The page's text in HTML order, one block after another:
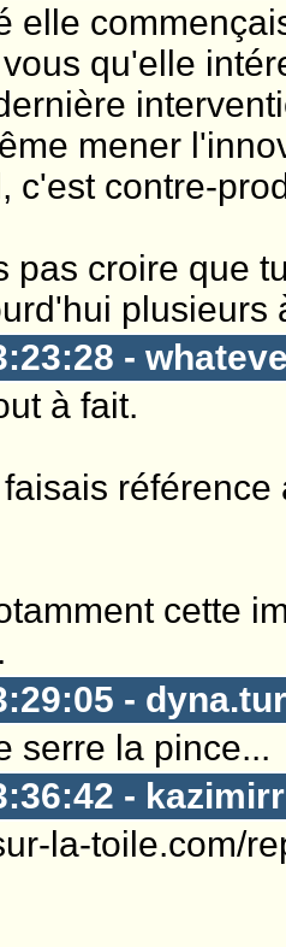
elle
qu'elle
mener
c'est contre-
pas croire que
plusieurs
-
à fait.
cette
-
serre la pince...
- kazimirr
la-toile.com/